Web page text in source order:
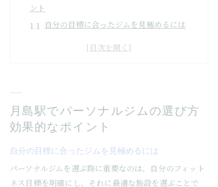
ント
自分の目標に合ったジムを見極めるには
体験トレーニングの活用法
パーソナルジムで得られる成果を最大化する方
個別のトレーニングプランを活用する
定期的なカウンセリングの重要性
月島駅でパーソナルジムの選び方
効果的なポイント
自分の目標に合ったジムを見極めるには
パーソナルジムを選ぶ際に重要なのは、自分のフィット
ネス目標を明確にし、それに最適な施設を選ぶことで